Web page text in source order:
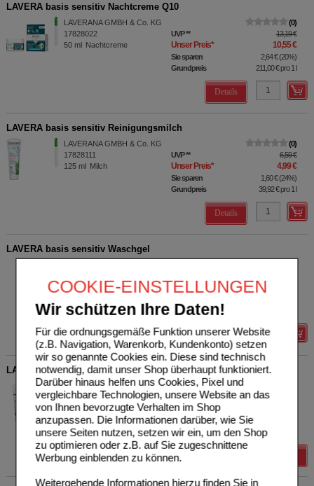
COOKIE-EINSTELLUNGEN
Wir schützen Ihre Daten!
Für die ordnungsgemäße Funktion unserer Website
(z.B. Navigation, Warenkorb, Kundenkonto) setzen
wir so genannte Cookies ein. Diese sind technisch
notwendig, damit unser Shop überhaupt funktioniert.
Darüber hinaus helfen uns Cookies, Pixel und
vergleichbare Technologien, unsere Website an das
von Ihnen bevorzugte Verhalten im Shop
anzupassen. Die Informationen darüber, wie Sie
unsere Seiten nutzen, setzen wir ein, um den Shop
zu optimieren oder z.B. auf Sie zugeschnittene
Werbung einblenden zu können.
Weitergehende Informationen hierzu finden Sie in
LAVERA basis sensitiv Nachtcreme Q10
LAVERANA GMBH & Co. KG
17828022
50 ml Nachtcreme
0
UVP** 13,19 €
Unser Preis* 10,55 €
Sie sparen 2,64 €(20%)
Grundpreis
211,00 €pro 1 l
Details
LAVERA basis sensitiv Reinigungsmilch
LAVERANA GMBH & Co. KG
17828111
125 ml Milch
0
UVP** 6,59 €
Unser Preis* 4,99 €
Sie sparen 1,60 €(24%)
Grundpreis
39,92 €pro 1 l
Details
LAVERA basis sensitiv Waschgel
125
ml Gel Unser Preis *
Grundpreis
Details
LAVERA Neutral Akutcreme mit Mikrosilber
LAVERANA GMBH & Co. KG
14024607
75ml Creme
UVP**
Unser Preis*
Sie sparen
Grundpreis
158,80 €